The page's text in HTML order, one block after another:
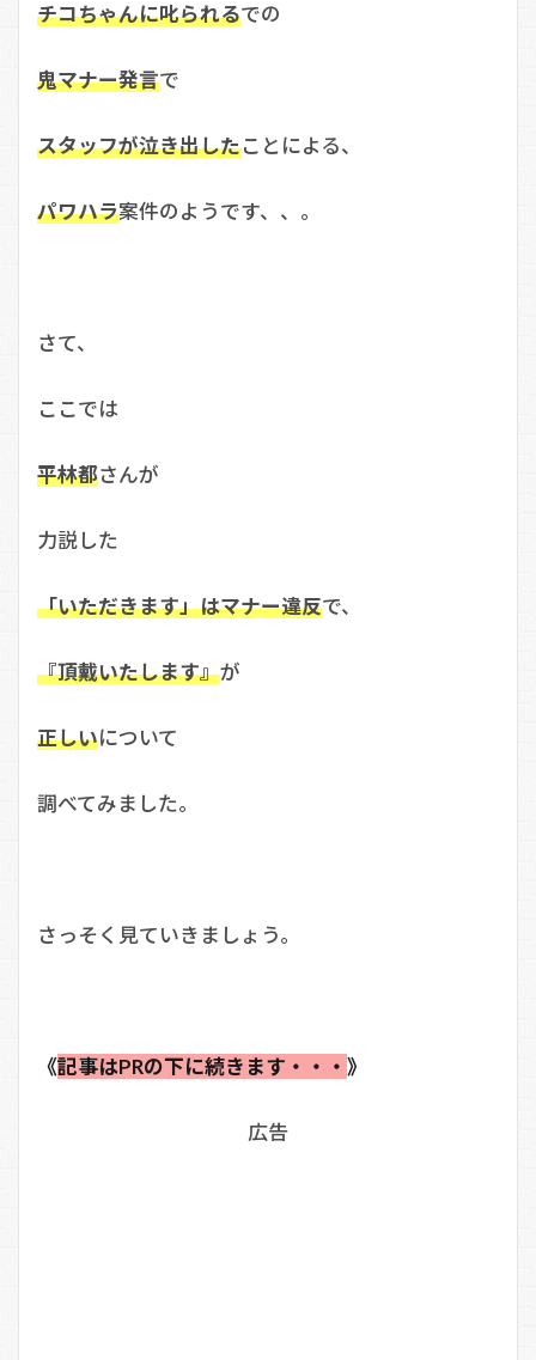
チコちゃんに叱られるでの
鬼マナー発言で
スタッフが泣き出したことによる、
パワハラ案件のようです、、。
さて、
ここでは
平林都さんが
力説した
「いただきます」はマナー違反で、
『頂戴いたします』が
正しいについて
調べてみました。
さっそく見ていきましょう。
《記事はPRの下に続きます・・・ 》
広告